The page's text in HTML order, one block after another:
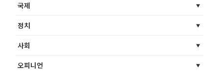
국제
정치
사회
오피니언